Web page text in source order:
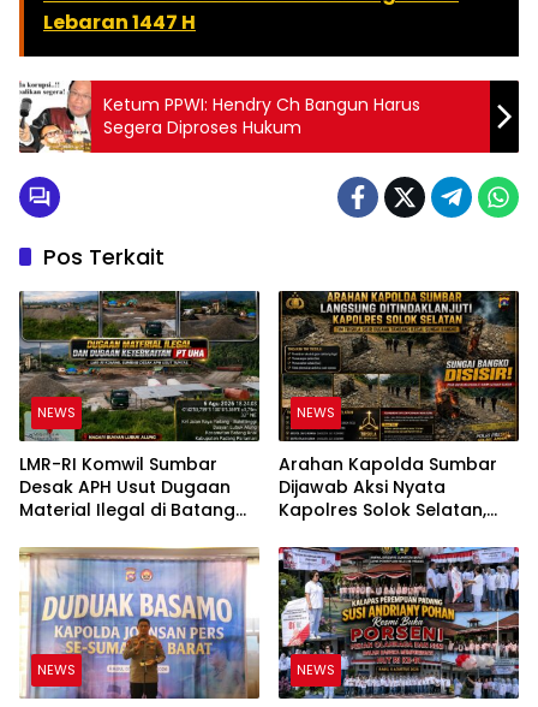
Lebaran 1447 H
Ketum PPWI: Hendry Ch Bangun Harus
Segera Diproses Hukum
Pos Terkait
NEWS
LMR-RI Komwil Sumbar
Desak APH Usut Dugaan
Material Ilegal di Batang
PT UHA Diminta Diselidiki
Tuntas
NEWS
Arahan Kapolda Sumbar
Dijawab Aksi Nyata
Kapolres Solok Selatan,
Bukan Sekadar Slogan
NEWS NEWS